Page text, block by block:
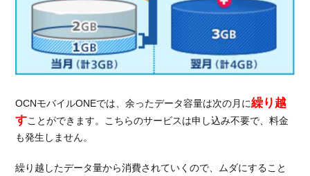
OCNモバイルONEでは、余ったデータ容量は次の月に繰り越
すことができます。こちらのサービスは申し込み不要で、料金
も発生しません。
繰り越したデータ量から消費されていくので、ムダにすること